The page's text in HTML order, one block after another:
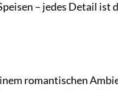
– jedes Detail
romantischen